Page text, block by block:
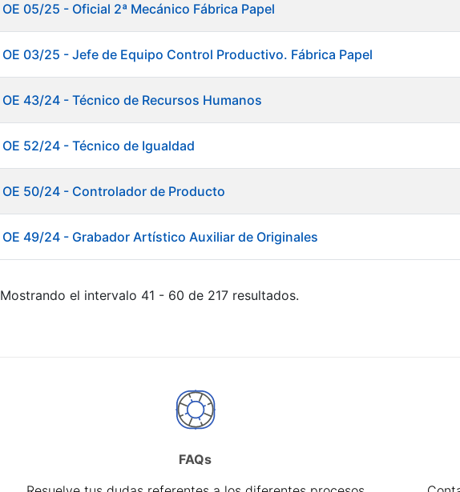
OE 05/25 - Oficial 2ª Mecánico Fábrica Papel
OE 03/25 - Jefe de Equipo Control Productivo. Fábrica Papel
OE 43/24 - Técnico de Recursos Humanos
OE 52/24 - Técnico de Igualdad
OE 50/24 - Controlador de Producto
OE 49/24 - Grabador Artístico Auxiliar de Originales
Mostrando el intervalo 41 - 60 de 217 resultados.
FAQs